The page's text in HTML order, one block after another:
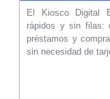
El Kiosco Digital
rápidos y sin filas:
préstamos y
sin necesidad de